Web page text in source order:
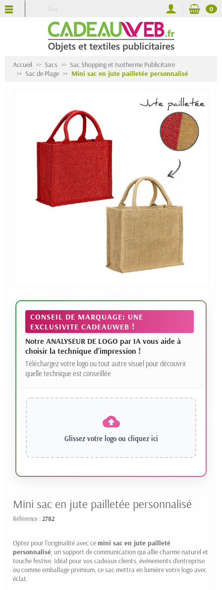
Blog 0
Accueil Sacs
Sac Shopping et Isotherme Publicitaire
Sac de Plage
Mini sac en jute pailletée personnalisé
CONSEIL DE MARQUAGE: UNE
EXCLUSIVITE CADEAUWEB !
Notre ANALYSEUR DE LOGO par IA vous aide à
choisir la technique d'impression !
Téléchargez votre logo ou tout autre visuel pour découvrir
quelle technique est conseillée
Glissez votre logo ou cliquez ici
Mini sac en jute pailletée personnalisé
Référence : 2782
Optez pour l'originalité avec cemini sac en jute pailleté
personnalisé , un support de communication qui allie charme naturel et
touche festive. Idéal pour vos cadeaux clients, événements d'entreprise
ou comme emballage premium, ce sac mettra en lumière votre logo avec
éclat.